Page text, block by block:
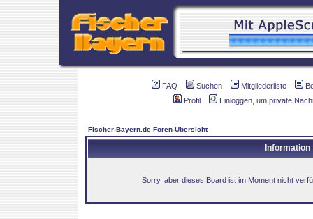
FAQ Suchen Mitgliederliste
Profil
Einloggen, um private
Fischer-Bayern.de Foren-Übersicht
Information
Sorry, aber dieses Board ist im Moment nicht